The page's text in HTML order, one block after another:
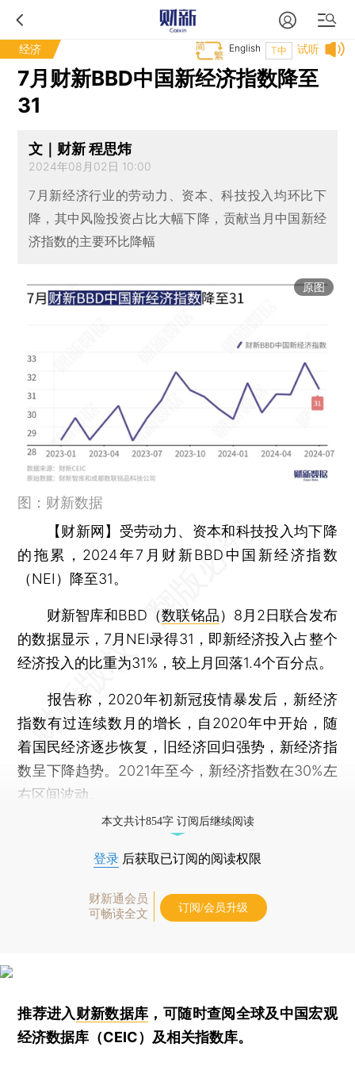
经济 试听
T中
English
7月财新BBD中国新经济指数降至
31
文｜财新 程思炜
2024年08月02日 10:00
7月新经济行业的劳动力、资本、科技投入均环比下
降，其中风险投资占比大幅下降，贡献当月中国新经
济指数的主要环比降幅
原图
图：财新数据
【财新网】 受劳动力、资本和科技投入均下降
的拖累，2024年7月财新BBD中国新经济指数
（NEI）降至31。
财新智库和BBD（数联铭品）8月2日联合发布
的数据显示，7月NEI录得31，即新经济投入占整个
经济投入的比重为31%，较上月回落1.4个百分点。
报告称，2020年初新冠疫情暴发后，新经济
指数有过连续数月的增长，自2020年中开始，随
着国民经济逐步恢复，旧经济回归强势，新经济指
数呈下降趋势。2021年至今，新经济指数在30%左
右区间波动。
本文共计854字 订阅后继续阅读
登录 后获取已订阅的阅读权限
财新通会员
可畅读全文
订阅/会员升级
推荐进入财新数据库 ，可随时查阅全球及中国宏观
经济数据库（CEIC）及相关指数库。